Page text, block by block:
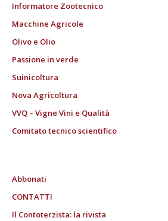
Informatore Zootecnico
Macchine Agricole
Olivo e Olio
Passione in verde
Suinicoltura
Nova Agricoltura
VVQ – Vigne Vini e Qualità
Comitato tecnico scientifico
Abbonati
CONTATTI
Il Contoterzista: la rivista